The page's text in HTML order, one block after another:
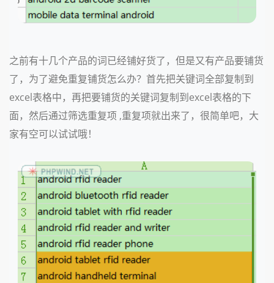
之前有十几个产品的词已经铺好货了，但是又有产品要铺货
了，为了避免重复铺货怎么办？首先把关键词全部复制到
excel表格中，再把要铺货的关键词复制到excel表格的下
面，然后通过筛选重复项 ,重复项就出来了，很简单吧，大
家有空可以试试哦！